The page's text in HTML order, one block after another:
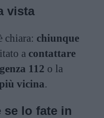
vista
chiara: chiunque
a contattare
112 o la
vicina.
se lo fate in